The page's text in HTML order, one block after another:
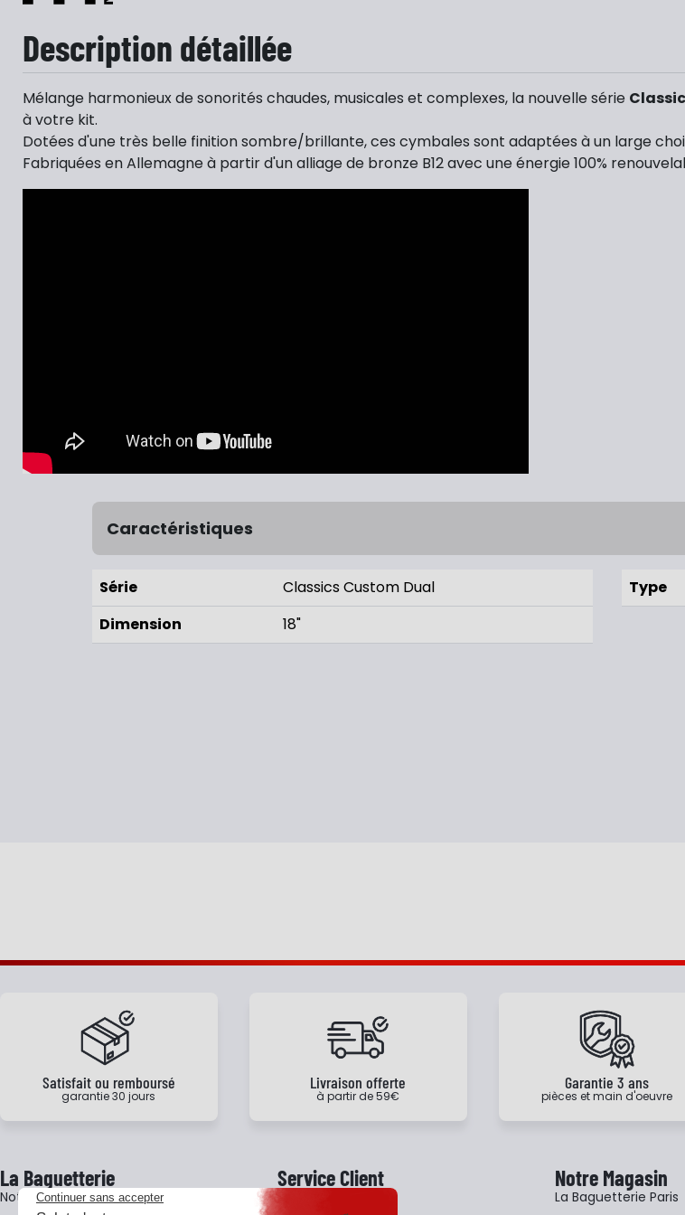
Description détaillée
Mélange harmonieux de sonorités chaudes, musicales et complexes, la nouvelle série
à votre kit.
Dotées d'une très belle finition sombre/brillante, ces cymbales sont adaptées à un large
Fabriquées en Allemagne à partir d'un alliage de bronze B12 avec une énergie 100%
Caractéristiques
Série
Classics Custom Dual
Dimension
18"
Type
Satisfait ou remboursé
garantie 30 jours
Livraison offerte
à partir de 59€
Garantie 3 ans
pièces et main d'oeuvre
La Baguetterie
Notre histoire
Service Client Notre Magasin
La Baguetterie Paris